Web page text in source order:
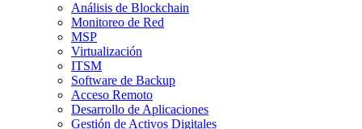
Análisis de Blockchain
Monitoreo de Red
MSP
Virtualización
ITSM
Software de Backup
Acceso Remoto
Desarrollo de Aplicaciones
Gestión de Activos Digitales